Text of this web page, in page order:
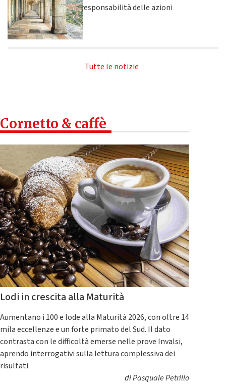
responsabilità delle azioni
Tutte le notizie
Cornetto & caffè
Lodi in crescita alla Maturità
Aumentano i 100 e lode alla Maturità 2026, con oltre 14
mila eccellenze e un forte primato del Sud. Il dato
contrasta con le difficoltà emerse nelle prove Invalsi,
aprendo interrogativi sulla lettura complessiva dei
risultati
diPasquale Petrillo